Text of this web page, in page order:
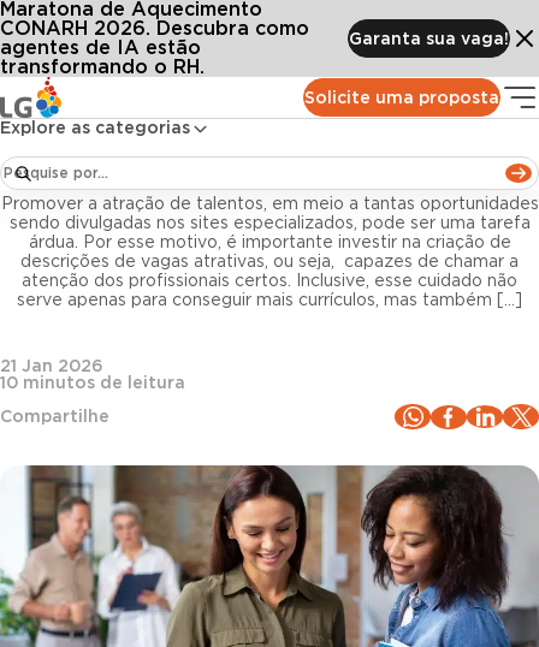
Solicite uma proposta
Explore as categorias
Maratona de Aquecimento
CONARH 2026. Descubra como
agentes de IA estão
transformando o RH.
Garanta sua vaga!
Conteúdos Blog LG
Como criar uma descrição de vaga atrativa e otimizar a atração de talentos
Recrutamento e Seleção
Como criar uma descrição de vaga atrativa e
otimizar a atração de talentos
Promover a atração de talentos, em meio a tantas oportunidades
sendo divulgadas nos sites especializados, pode ser uma tarefa
árdua. Por esse motivo, é importante investir na criação de
descrições de vagas atrativas, ou seja, capazes de chamar a
atenção dos profissionais certos. Inclusive, esse cuidado não
serve apenas para conseguir mais currículos, mas também […]
21 Jan 2026
10 minutos de leitura
Compartilhe